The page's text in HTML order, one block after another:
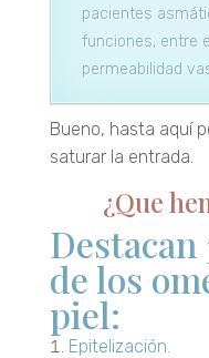
pacientes
funciones, entre
permeabilidad
Bueno, hasta aquí
saturar la entrada.
¿Que
de los
piel:
Epitelización.